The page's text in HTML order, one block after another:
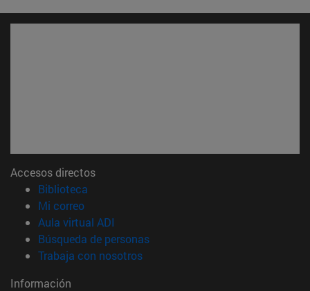
Accesos directos
Biblioteca
Mi correo(abre en nueva ventana)
Aula virtual ADI
Búsqueda de personas(abre en nueva ventana)
Trabaja con nosotros(abre en nueva ventana)
Información